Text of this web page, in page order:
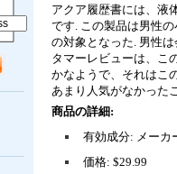
アクア履歴書には、液
です. この製品は男性
の対象となった. 男性
タマーレビューは、こ
かなようで、それはこ
あまり人気がなかった
商品の詳細:
有効成分: メーカ
価格: $29.99